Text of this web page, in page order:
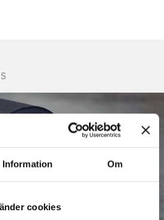
Information Om
cookies